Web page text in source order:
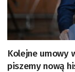
Kolejne umowy
piszemy nową